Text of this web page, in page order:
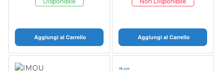
Aggiungi al Carrello Aggiungi al Carrello